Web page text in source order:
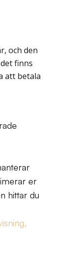
och den
finns
att betala
er
hittar du